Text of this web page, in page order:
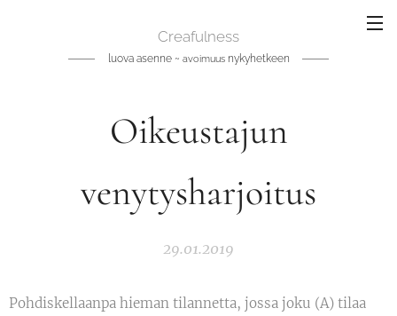
Creafulness
luova asenne ~ avoimuusnykyhetkeen
Oikeustajun
venytysharjoitus
29.01.2019
Pohdiskellaanpa hieman tilannetta, jossa joku (A) tilaa